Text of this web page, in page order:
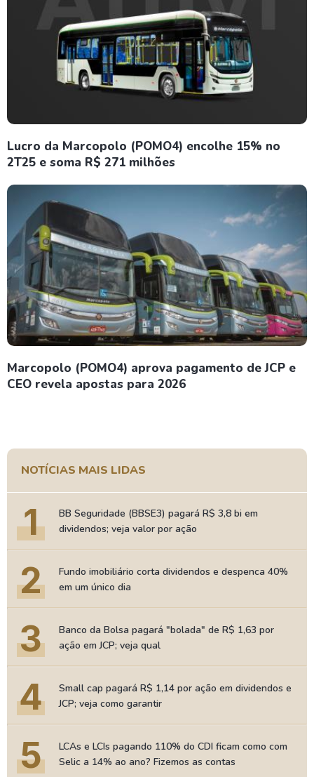
Lucro da Marcopolo (POMO4) encolhe 15% no
2T25 e soma R$ 271 milhões
Marcopolo (POMO4) aprova pagamento de JCP e
CEO revela apostas para 2026
NOTÍCIAS MAIS LIDAS
1
BB Seguridade (BBSE3) pagará R$ 3,8 bi em
dividendos; veja valor por ação
2
Fundo imobiliário corta dividendos e despenca 40%
em um único dia
3
Banco da Bolsa pagará "bolada" de R$ 1,63 por
ação em JCP; veja qual
4
Small cap pagará R$ 1,14 por ação em dividendos e
JCP; veja como garantir
5
LCAs e LCIs pagando 110% do CDI ficam como com
Selic a 14% ao ano? Fizemos as contas